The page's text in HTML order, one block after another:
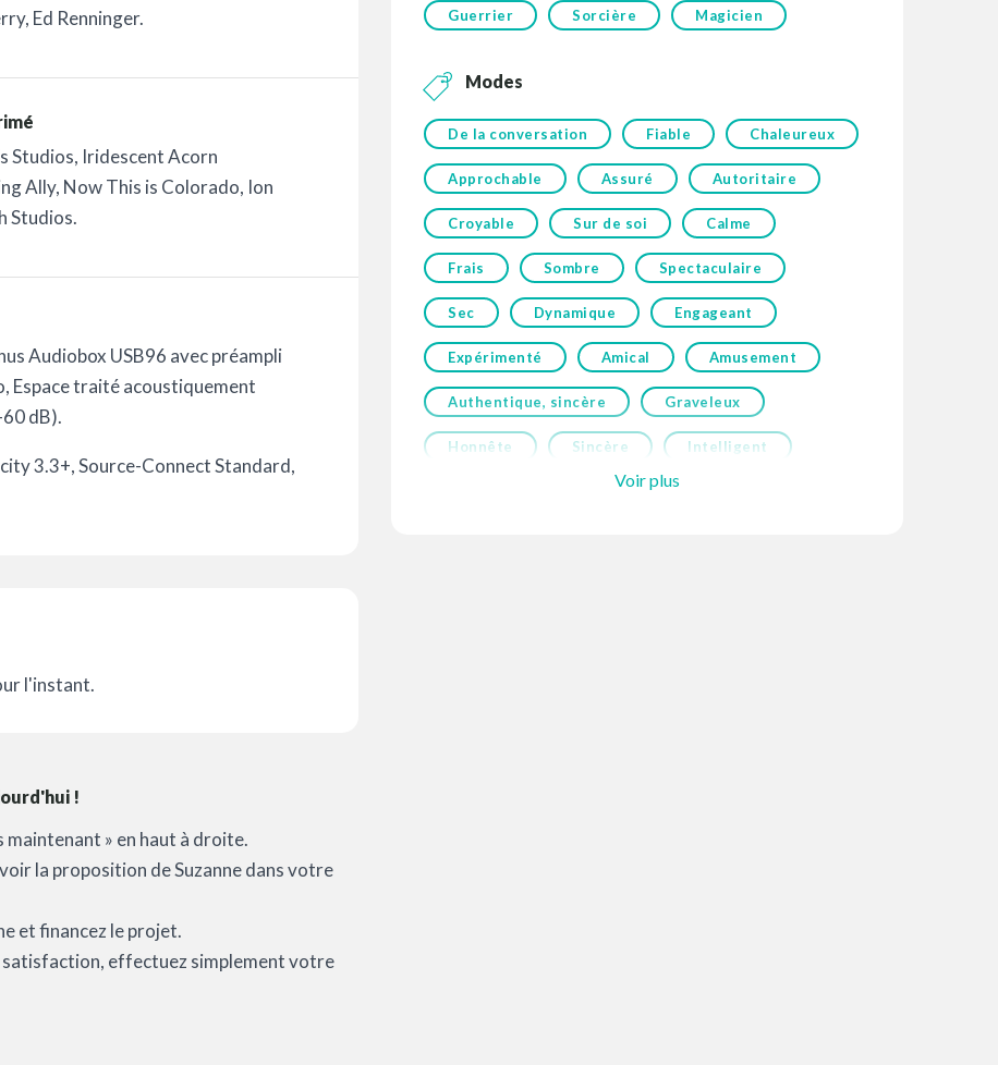
Ed Renninger.
Studios, Iridescent Acorn
Ally, Now This is Colorado, Ion
Studios.
Audiobox USB96 avec préampli
Espace traité acoustiquement
dB).
3.3+, Source-Connect Standard,
l'instant.
!
maintenant » en haut à droite.
la proposition de Suzanne dans votre
et financez le projet.
effectuez simplement votre
Guerrier Sorcière Magicien
Modes
De la conversation Fiable Chaleureux
Approchable Assuré Autoritaire
Croyable Sur de soi Calme
Frais Sombre Spectaculaire
Sec Dynamique Engageant
Expérimenté Amical Amusement
Authentique, sincère Graveleux
Honnête Sincère Intelligent
Voir plus